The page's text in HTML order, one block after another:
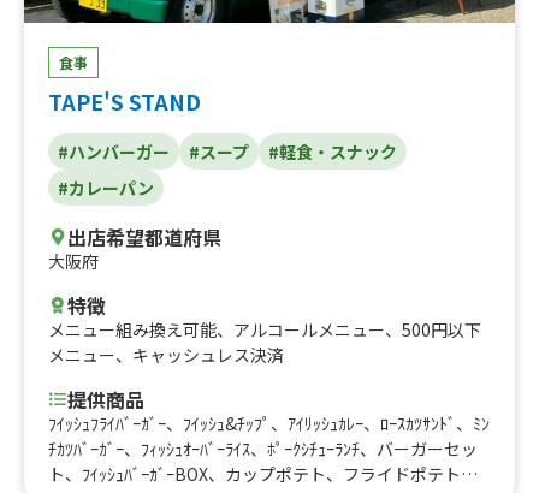
食事
TAPE'S STAND
#ハンバーガー #スープ
#軽食・スナック
#カレーパン
出店希望都道府県
大阪府
特徴
メニュー組み換え可能、 アルコールメニュー、 500円以下
メニュー、 キャッシュレス決済
提供商品
ﾌｲｯｼｭﾌﾗｲﾊﾞｰｶﾞｰ、ﾌｲｯｼｭ&ﾁｯﾌﾟ、ｱｲﾘｯｼｭｶﾚｰ、ﾛｰｽｶﾂｻﾝﾄﾞ、ﾐﾝ
ﾁｶﾂﾊﾞｰｶﾞｰ、ﾌｨｯｼｭｵｰﾊﾞｰﾗｲｽ、ﾎﾟｰｸｼﾁｭｰﾗﾝﾁ、バーガーセッ
ト、ﾌｲｯｼｭﾊﾞｰｶﾞｰBOX、カップポテト、フライドポテト、ﾌ